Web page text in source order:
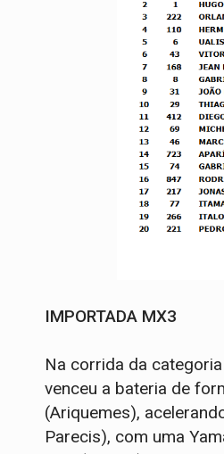
IMPORTADA MX3
Na corrida da
venceu a bateria de
(Ariquemes),
Parecis), com uma